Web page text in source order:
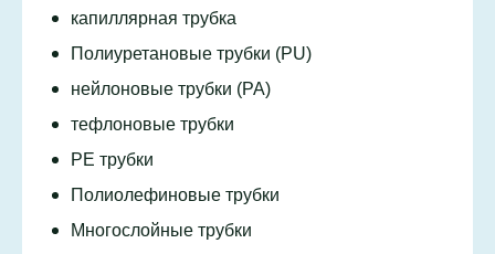
капиллярная трубка
Полиуретановые трубки (PU)
нейлоновые трубки (PA)
тефлоновые трубки
PE трубки
Полиолефиновые трубки
Многослойные трубки